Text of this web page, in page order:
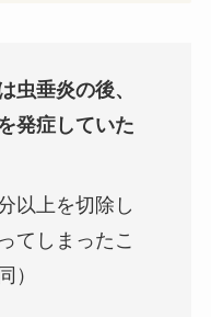
虫垂炎の後、
発症していた
以上を切除し
てしまったこ
）